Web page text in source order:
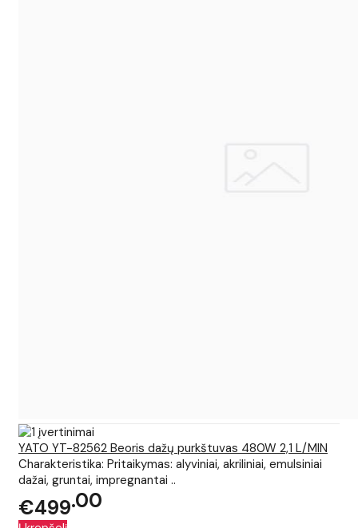
YATO YT-82562 Beoris dažų purkštuvas 480W 2,1 L/MIN
Charakteristika: Pritaikymas: alyviniai, akriliniai, emulsiniai
dažai, gruntai, impregnantai ..
€499 00